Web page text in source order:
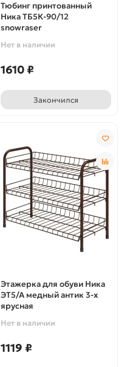
Тюбинг принтованный
Ника ТБ5К-90/12
snowraser
Нет в наличии
1610 ₽
Закончился
Этажерка для обуви Ника
ЭТ5/А медный антик 3-х
ярусная
Нет в наличии
1119 ₽